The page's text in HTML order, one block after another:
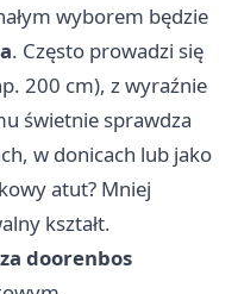
wyborem będzie
. Często prowadzi się
200 cm), z wyraźnie
świetnie sprawdza
w donicach lub jako
atut? Mniej
kształt.
doorenbos